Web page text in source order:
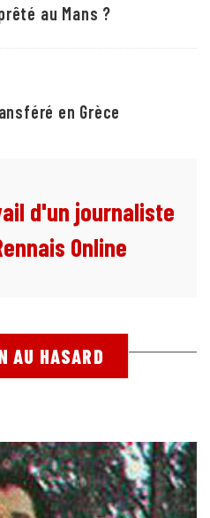
au Mans ?
en Grèce
d'un journaliste
Online
AU HASARD